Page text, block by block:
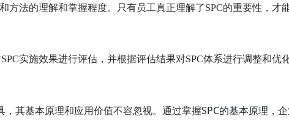
方法的理解和掌握程度。只有员工真正理解了SPC的重要性，才
实施效果进行评估，并根据评估结果对SPC体系进行调整和优化
其基本原理和应用价值不容忽视。通过掌握SPC的基本原理 ，